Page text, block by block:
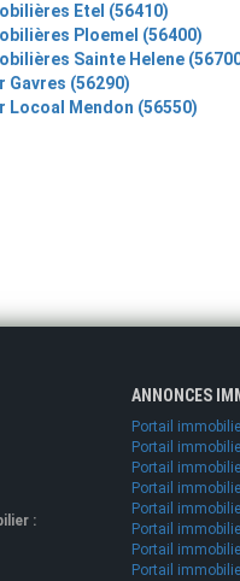
Etel (56410)
Ploemel (56400)
Sainte Helene
Gavres (56290)
Locoal Mendon (56550)
:
ANNONCES
Portail
Portail
Portail
Portail
Portail
Portail
Portail
Portail